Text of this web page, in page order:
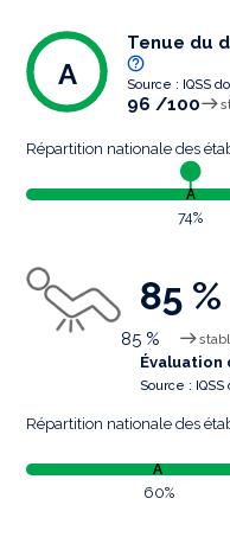
Tenue du
Source : IQSS
96 /100
A
Répartition nationale des
A
74%
85 %
85 %
Évaluation
Source :
Répartition nationale des
A
60%